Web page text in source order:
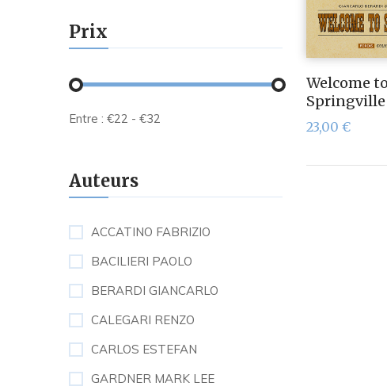
Prix
Entre : €22 - €32
Auteurs
ACCATINO FABRIZIO
BACILIERI PAOLO
BERARDI GIANCARLO
CALEGARI RENZO
CARLOS ESTEFAN
GARDNER MARK LEE
Welcome to
Springville
23,00 €